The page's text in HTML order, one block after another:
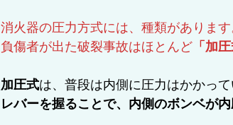
消火器の圧力方式には、種類があります
負傷者が出た破裂事故はほとんど 「加圧
加圧式は、普段は内側に圧力はかかって
レバーを握ることで、内側のボンベが